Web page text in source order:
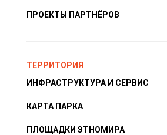
ПРОЕКТЫ ПАРТНЁРОВ
ТЕРРИТОРИЯ
ИНФРАСТРУКТУРА И СЕРВИС
КАРТА ПАРКА
ПЛОЩАДКИ ЭТНОМИРА